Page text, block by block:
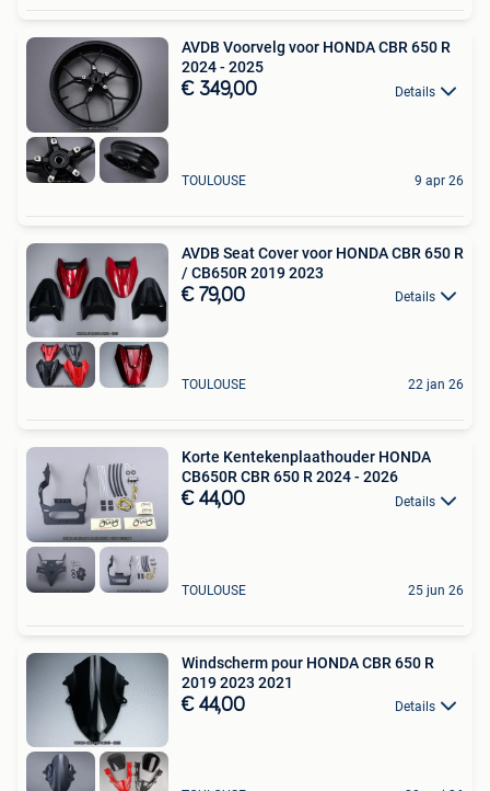
AVDB Voorvelg voor HONDA CBR 650 R
2024 - 2025
€ 349,00 Details
TOULOUSE 9 apr 26
AVDB Seat Cover voor HONDA CBR 650 R
/ CB650R 2019 2023
€ 79,00 Details
TOULOUSE 22 jan 26
Korte Kentekenplaathouder HONDA
CB650R CBR 650 R 2024 - 2026
€ 44,00 Details
TOULOUSE 25 jun 26
Windscherm pour HONDA CBR 650 R
2019 2023 2021
€ 44,00 Details